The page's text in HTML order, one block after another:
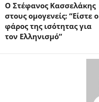
Ο Στέφανος Κασσελάκης
στους ομογενείς: “Είστε ο
φάρος της ισότητας για
τον Ελληνισμό”